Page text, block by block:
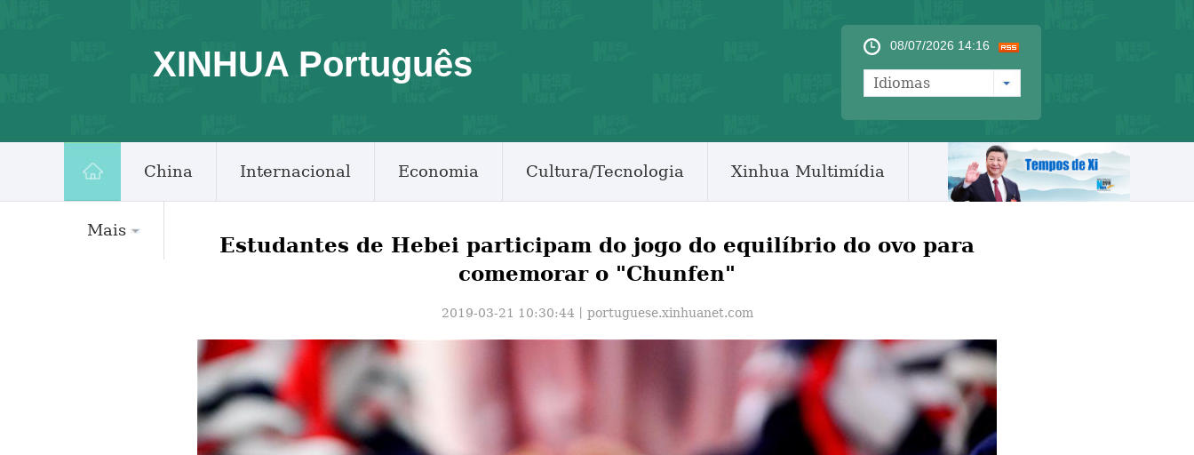
XINHUA Português 08/07/2026 14:16
Idiomas
China Internacional Economia Cultura/Tecnologia Xinhua Multimídia
Mais
Estudantes de Hebei participam do jogo do equilíbrio do ovo para
comemorar o "Chunfen"
2019-03-21 10:30:44丨 portuguese.xinhuanet.com